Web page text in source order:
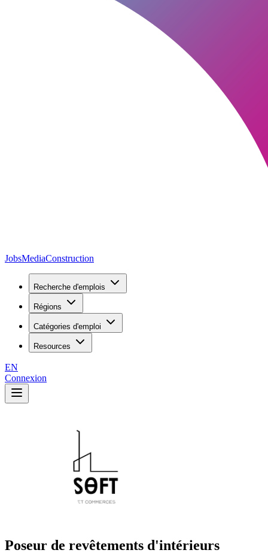
JobsMediaConstruction
Recherche d'emplois
Régions
Catégories d'emploi
Resources
EN
Connexion
Poseur de revêtements d'intérieurs